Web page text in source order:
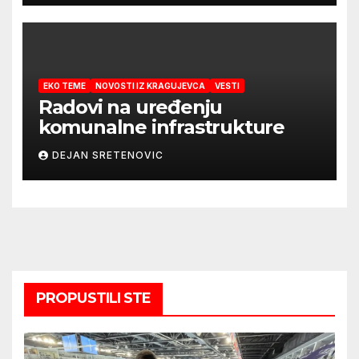
EKO TEME NOVOSTI IZ KRAGUJEVCA VESTI
Radovi na uređenju
komunalne infrastrukture
DEJAN SRETENOVIC
PROPUSTILI STE